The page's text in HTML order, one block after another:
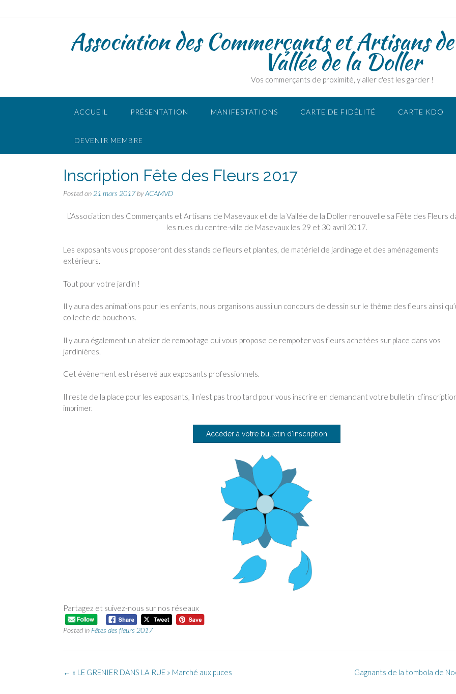
to
Association des Commerçants et Artisans
Vallée de la Doller
Vos commerçants de proximité, y aller c'est les garder !
ACCUEIL PRÉSENTATION MANIFESTATIONS CARTE DE FIDÉLITÉ CARTE KDO
DEVENIR MEMBRE
Inscription Fête des Fleurs 2017
Posted on 21 mars 2017byACAMVD
L’Association des Commerçants et Artisans de Masevaux et de la Vallée de la Doller renouvelle sa Fête des Fleurs
les rues du centre-ville de Masevaux les 29 et 30 avril 2017.
Les exposants vous proposeront des stands de fleurs et plantes, de matériel de jardinage et des aménagements
extérieurs.
Tout pour votre jardin !
Il y aura des animations pour les enfants, nous organisons aussi un concours de dessin sur le thème des fleurs ainsi
collecte de bouchons.
Il y aura également un atelier de rempotage qui vous propose de rempoter vos fleurs achetées sur place dans vos
jardinières.
Cet évènement est réservé aux exposants professionnels.
Il reste de la place pour les exposants, il n’est pas trop tard pour vous inscrire en demandant votre bulletin
imprimer.
Partagez et suivez-nous sur nos réseaux
Posted in Fêtes des fleurs 2017
Post
Gagnants de la tombola de
← « LE GRENIER DANS LA RUE » Marché aux puces